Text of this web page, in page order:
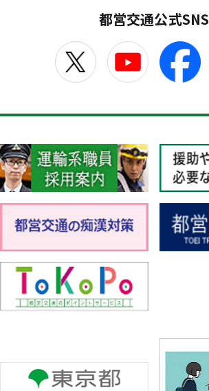
都営交通公式SNS